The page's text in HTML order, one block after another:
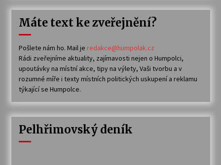
Máte text ke zveřejnění?
Pošlete nám ho. Mail je redakce@humpolak.cz
Rádi zveřejníme aktuality, zajímavosti nejen o Humpolci,
upoutávky na místní akce, tipy na výlety, Vaši tvorbu a v
rozumné míře i texty místních politických uskupení a reklamu
týkající se Humpolce.
Pelhřimovský deník